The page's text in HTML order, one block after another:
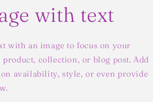
with text
with an image to focus on your
product, collection, or blog post. Add
availability, style, or even provide